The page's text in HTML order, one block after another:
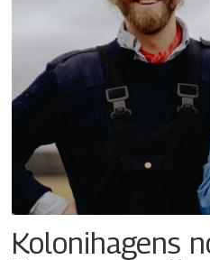
Kolonihagens